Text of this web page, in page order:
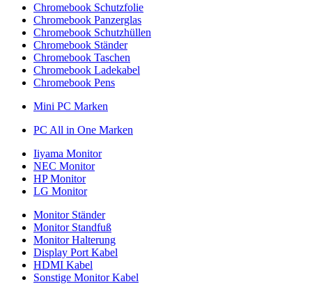
Chromebook Schutzfolie
Chromebook Panzerglas
Chromebook Schutzhüllen
Chromebook Ständer
Chromebook Taschen
Chromebook Ladekabel
Chromebook Pens
Mini PC Marken
PC All in One Marken
Iiyama Monitor
NEC Monitor
HP Monitor
LG Monitor
Monitor Ständer
Monitor Standfuß
Monitor Halterung
Display Port Kabel
HDMI Kabel
Sonstige Monitor Kabel